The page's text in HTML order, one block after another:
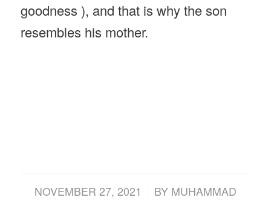
goodness ), and that is why the son
resembles his mother.
NOVEMBER 27, 2021
/ BY MUHAMMAD